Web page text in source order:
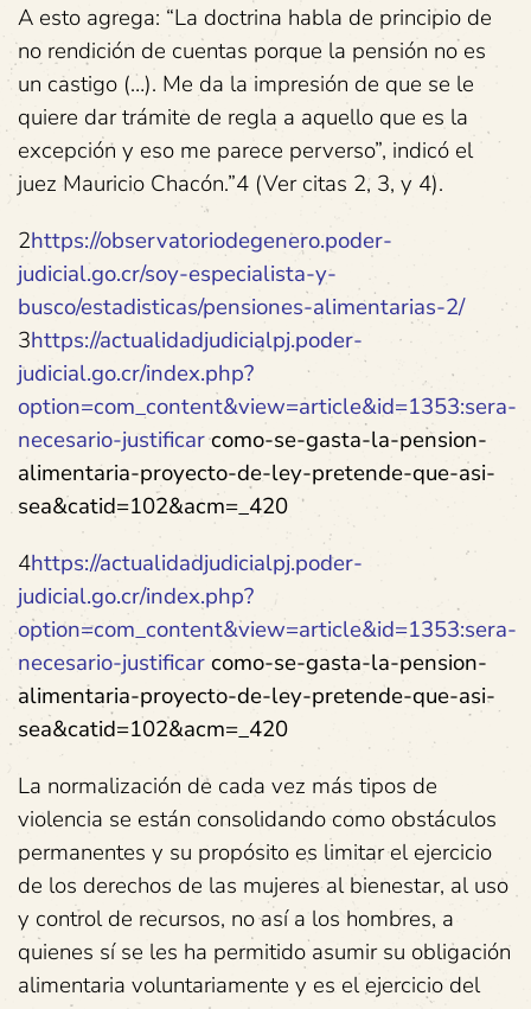
A esto agrega: “La doctrina habla de principio de
no rendición de cuentas porque la pensión no es
un castigo (…). Me da la impresión de que se le
quiere dar trámite de regla a aquello que es la
excepción y eso me parece perverso”, indicó el
juez Mauricio Chacón.”4 (Ver citas 2, 3, y 4).
2https://observatoriodegenero.poder-
judicial.go.cr/soy-especialista-y-
busco/estadisticas/pensiones-alimentarias-2/
3https://actualidadjudicialpj.poder-
judicial.go.cr/index.php?
option=com_content&view=article&id=1353:sera-
necesario-justificarcomo-se-gasta-la-pension-
alimentaria-proyecto-de-ley-pretende-que-asi-
sea&catid=102&acm=_420
4https://actualidadjudicialpj.poder-
judicial.go.cr/index.php?
option=com_content&view=article&id=1353:sera-
necesario-justificarcomo-se-gasta-la-pension-
alimentaria-proyecto-de-ley-pretende-que-asi-
sea&catid=102&acm=_420
La normalización de cada vez más tipos de
violencia se están consolidando como obstáculos
permanentes y su propósito es limitar el ejercicio
de los derechos de las mujeres al bienestar, al uso
y control de recursos, no así a los hombres, a
quienes sí se les ha permitido asumir su obligación
alimentaria voluntariamente y es el ejercicio del